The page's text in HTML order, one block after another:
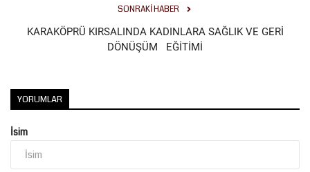
SONRAKI HABER
KARAKÖPRÜ KIRSALINDA KADINLARA SAĞLIK VE GERİ
DÖNÜŞÜM EĞİTİMİ
YORUMLAR
İsim